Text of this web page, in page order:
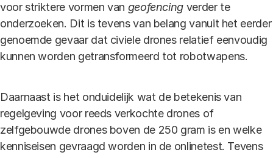
voor striktere vormen van geofencing verder te
onderzoeken. Dit is tevens van belang vanuit het eerder
genoemde gevaar dat civiele drones relatief eenvoudig
kunnen worden getransformeerd tot robotwapens.
Daarnaast is het onduidelijk wat de betekenis van
regelgeving voor reeds verkochte drones of
zelfgebouwde drones boven de 250 gram is en welke
kenniseisen gevraagd worden in de onlinetest. Tevens